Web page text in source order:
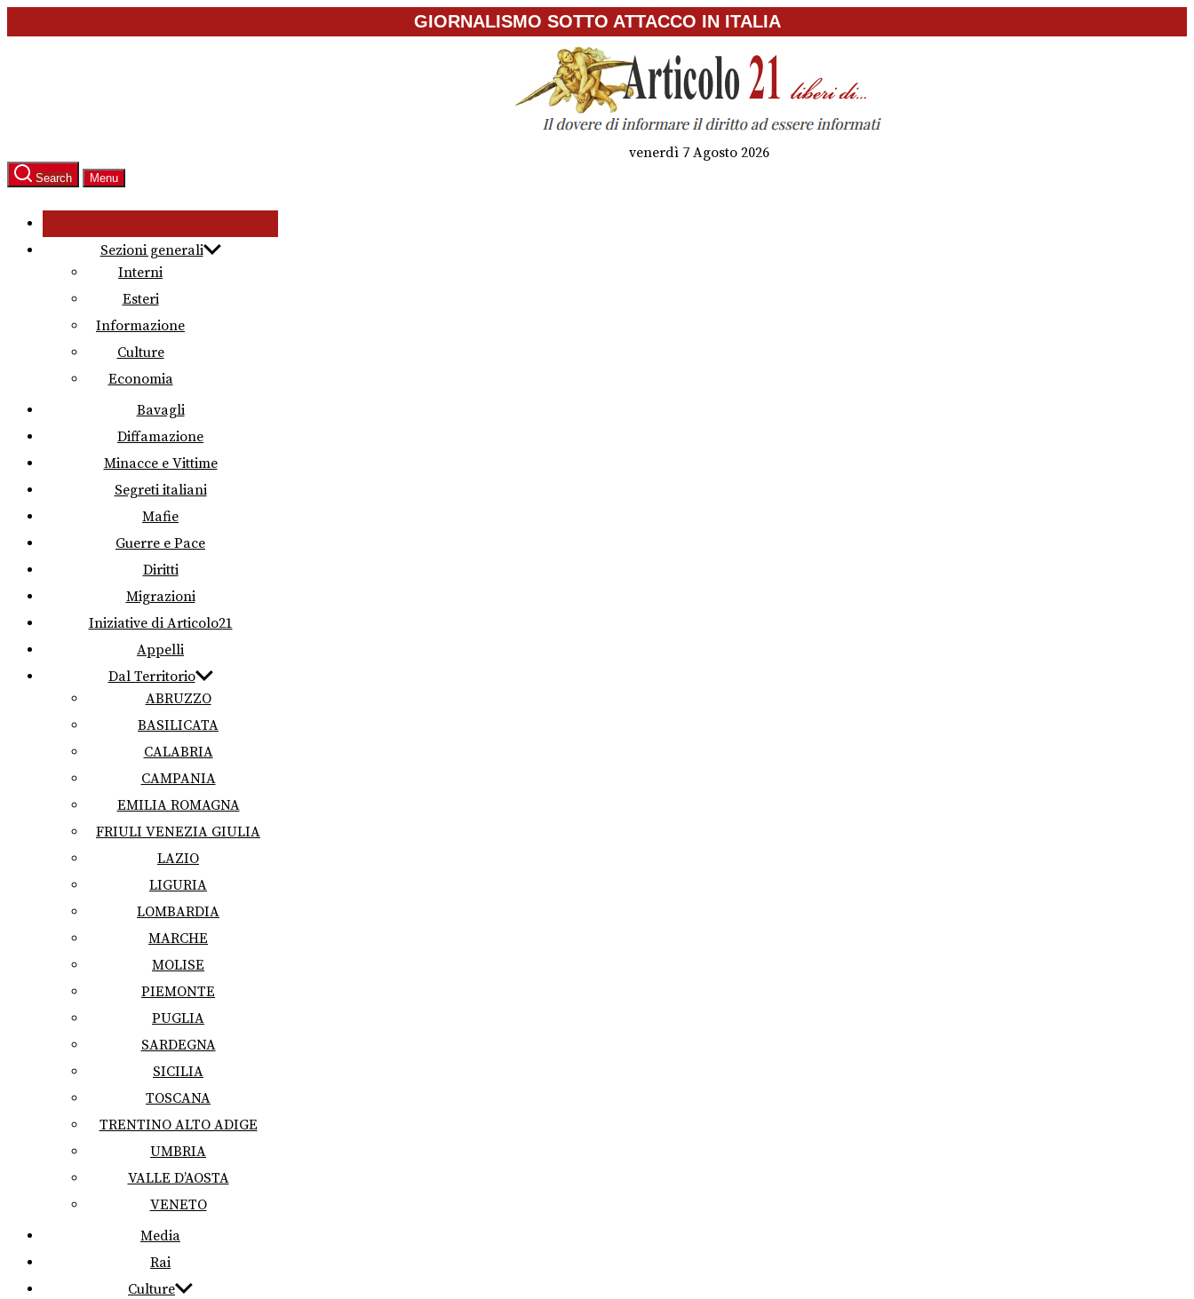
to
GIORNALISMO SOTTO ATTACCO IN ITALIA
venerdì 7 Agosto 2026
Search Menu
Sezioni generali
Interni
Esteri
Informazione
Culture
Economia
Bavagli
Diffamazione
Minacce e Vittime
Segreti italiani
Mafie
Guerre e Pace
Diritti
Migrazioni
Iniziative di Articolo21
Appelli
Dal Territorio
ABRUZZO
BASILICATA
CALABRIA
CAMPANIA
EMILIA ROMAGNA
FRIULI VENEZIA GIULIA
LAZIO
LIGURIA
LOMBARDIA
MARCHE
MOLISE
PIEMONTE
PUGLIA
SARDEGNA
SICILIA
TOSCANA
TRENTINO ALTO ADIGE
UMBRIA
VALLE D’AOSTA
VENETO
Media
Rai
Culture